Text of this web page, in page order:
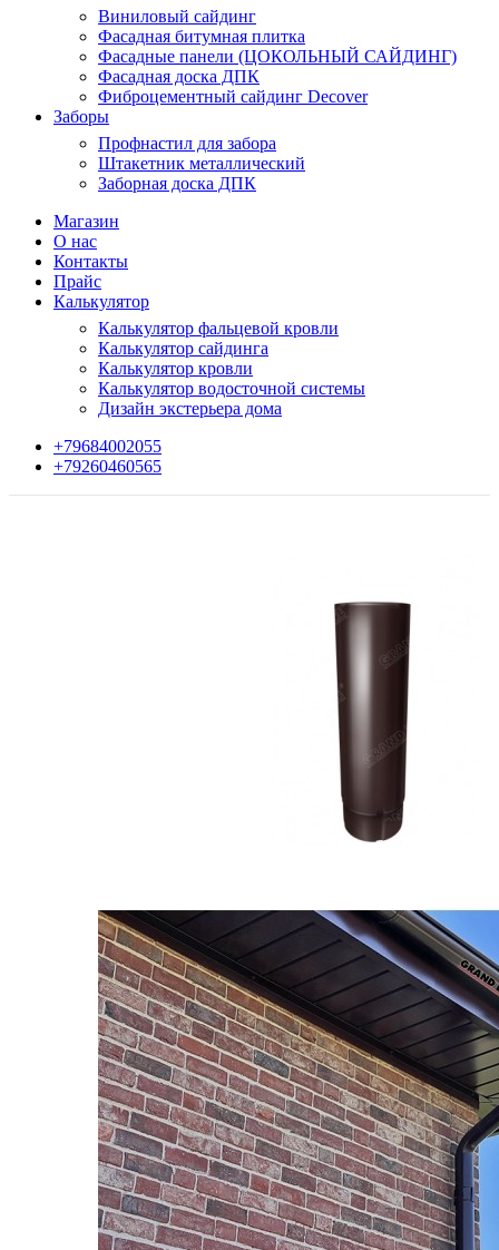
Виниловый сайдинг
Фасадная битумная плитка
Фасадные панели (ЦОКОЛЬНЫЙ САЙДИНГ)
Фасадная доска ДПК
Фиброцементный сайдинг Decover
Заборы
Профнастил для забора
Штакетник металлический
Заборная доска ДПК
Магазин
О нас
Контакты
Прайс
Калькулятор
Калькулятор фальцевой кровли
Калькулятор сайдинга
Калькулятор кровли
Калькулятор водосточной системы
Дизайн экстерьера дома
+79684002055
+79260460565